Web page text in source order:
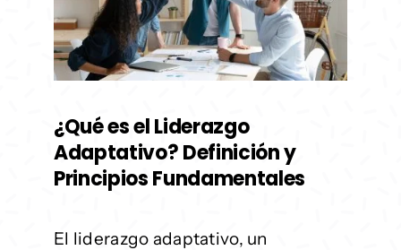
¿Qué es el Liderazgo
Adaptativo? Definición y
Principios Fundamentales
El liderazgo adaptativo, un